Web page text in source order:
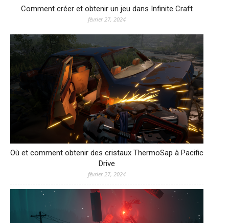
Comment créer et obtenir un jeu dans Infinite Craft
février 27, 2024
Où et comment obtenir des cristaux ThermoSap à Pacific
Drive
février 27, 2024